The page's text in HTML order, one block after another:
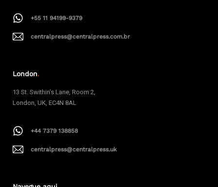
+55 11 94199-9379
centralpress@centralpress.com.br
London.
13 St. Swithin’s Lane, Room 2,
London, UK, EC4N 8AL
+44 7379 138858
centralpress@centralpress.uk